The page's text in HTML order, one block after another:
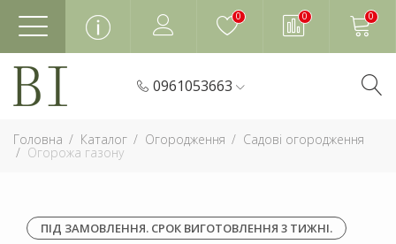
0 0 0
0961053663
Головна Каталог Огородження Садові огородження
Огорожа газону
ПІД ЗАМОВЛЕННЯ. СРОК ВИГОТОВЛЕННЯ 3 ТИЖНІ.